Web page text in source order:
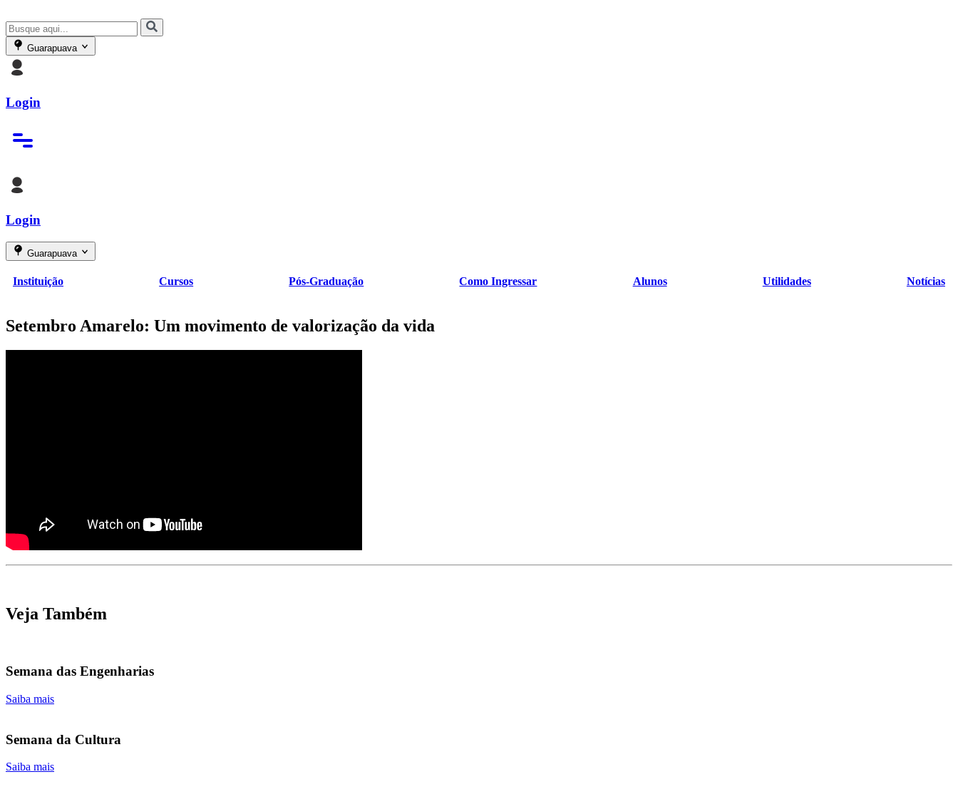
Guarapuava
Login
Login
Guarapuava
Instituição Cursos Pós-Graduação Como Ingressar Alunos Utilidades Notícias
Setembro Amarelo: Um movimento de valorização da vida
Veja Também
Semana das Engenharias
Saiba mais
Semana da Cultura
Saiba mais